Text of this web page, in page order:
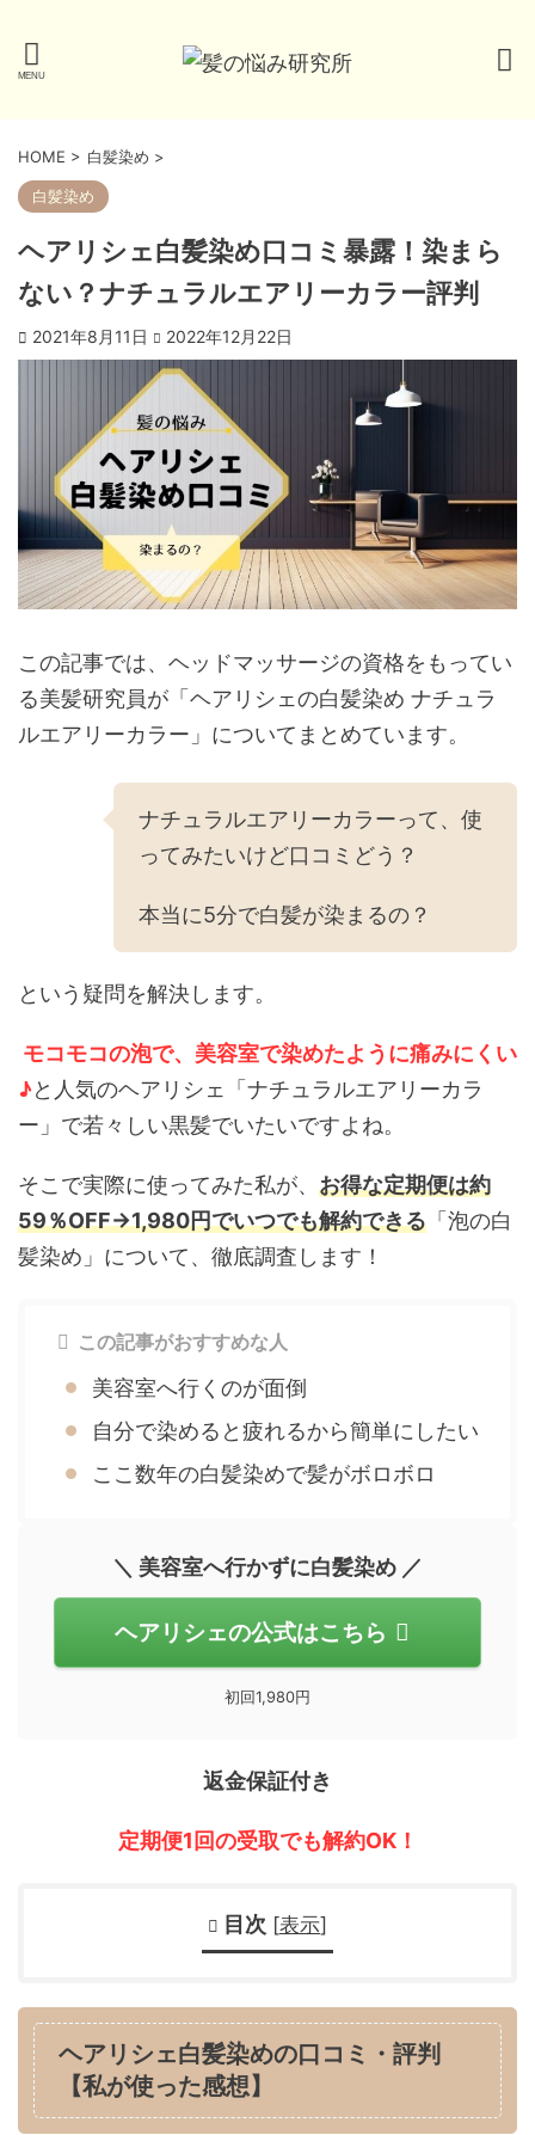
HOME > 白髪染め >
白髪染め
ヘアリシェ白髪染め口コミ暴露！染まら
ない？ナチュラルエアリーカラー評判
2021年8月11日 2022年12月22日
この記事では、ヘッドマッサージの資格をもってい
る美髪研究員が「ヘアリシェの白髪染め ナチュラ
ルエアリーカラー」についてまとめています。
ナチュラルエアリーカラーって、使
ってみたいけど口コミどう？
本当に5分で白髪が染まるの？
という疑問を解決します。
モコモコの泡で、美容室で染めたように痛みにくい
♪と人気のヘアリシェ「ナチュラルエアリーカラ
ー」で若々しい黒髪でいたいですよね。
そこで実際に使ってみた私が、 お得な定期便は約
59％OFF→1,980円でいつでも解約できる 「泡の白
髪染め」について、徹底調査します！
この記事がおすすめな人
美容室へ行くのが面倒
自分で染めると疲れるから簡単にしたい
ここ数年の白髪染めで髪がボロボロ
＼ 美容室へ行かずに白髪染め ／
ヘアリシェの公式はこちら
初回1,980円
返金保証付き
定期便1回の受取でも解約OK！
目次 [表示]
ヘアリシェ白髪染めの口コミ・評判
【私が使った感想】